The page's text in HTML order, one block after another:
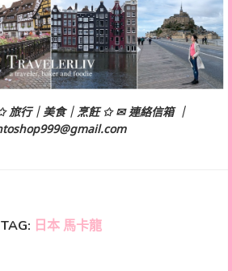
旅行｜美食｜烹飪 ✩ ✉ 連絡信箱 ｜
TAG: 日本 馬卡龍